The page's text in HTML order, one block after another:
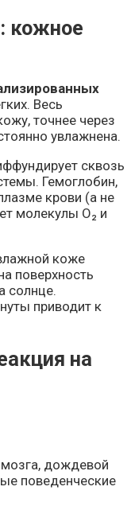
кожное
Весь
точнее через
увлажнена.
сквозь
Гемоглобин,
крови (а не
молекулы O₂ и
коже
поверхность
солнце.
приводит к
на
мозга, дождевой
поведенческие